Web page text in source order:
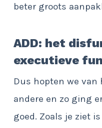
beter groots
ADD: het
executieve
Dus hopten we van
andere en zo ging
goed. Zoals je ziet